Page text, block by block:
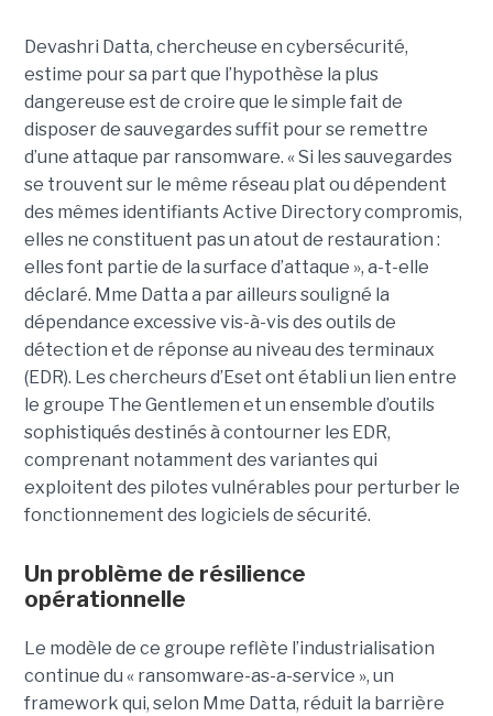
Devashri Datta, chercheuse en cybersécurité,
estime pour sa part que l’hypothèse la plus
dangereuse est de croire que le simple fait de
disposer de sauvegardes suffit pour se remettre
d’une attaque par ransomware. « Si les sauvegardes
se trouvent sur le même réseau plat ou dépendent
des mêmes identifiants Active Directory compromis,
elles ne constituent pas un atout de restauration :
elles font partie de la surface d’attaque », a-t-elle
déclaré. Mme Datta a par ailleurs souligné la
dépendance excessive vis-à-vis des outils de
détection et de réponse au niveau des terminaux
(EDR). Les chercheurs d’Eset ont établi un lien entre
le groupe The Gentlemen et un ensemble d’outils
sophistiqués destinés à contourner les EDR,
comprenant notamment des variantes qui
exploitent des pilotes vulnérables pour perturber le
fonctionnement des logiciels de sécurité.
Un problème de résilience
opérationnelle
Le modèle de ce groupe reflète l’industrialisation
continue du « ransomware-as-a-service », un
framework qui, selon Mme Datta, réduit la barrière